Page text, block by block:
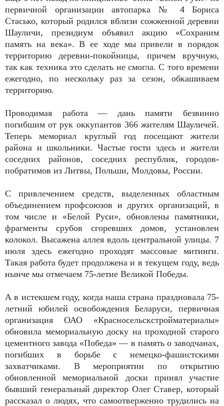
первичной организации автопарка № 4 Бориса
Стасько, который родился вблизи сожженной деревни
Шауличи, президиум объявил акцию «Сохраним
память на века». В ее ходе мы привели в порядок
территорию деревни-покойницы, причем вручную,
так как техника это сделать не смогла. С того времени
ежегодно, по нескольку раз за сезон, обкашиваем
территорию.
Проводимая работа — дань памяти безвинно
погибшим от рук оккупантов 366 жителям Шауличей.
Теперь мемориал круглый год посещают жители
района и школьники. Частые гости здесь и жители
соседних районов, соседних республик, городов-
побратимов из Литвы, Польши, Молдовы, России.
С привлечением средств, выделенных областным
объединением профсоюзов и других организаций, в
том числе и «Белой Руси», обновлены памятники,
фрагменты срубов сгоревших домов, установлен
колокол. Высажена аллея вдоль центральной улицы. 7
июля здесь ежегодно проходят массовые митинги.
Такая работа будет продолжена и в текущем году, ведь
нынче мы отмечаем 75-летие Великой Победы.
А в истекшем году, когда наша страна праздновала 75-
летний юбилей освобождения Беларуси, первичная
организация ОАО «Красносельскстройматериалы»
обновила мемориальную доску на проходной старого
цементного завода «Победа» — в память о заводчанах,
погибших в борьбе с немецко-фашистскими
захватчиками. В мероприятии по открытию
обновленной мемориальной доски принял участие
бывший генеральный директор Олег Ставер, который
рассказал о людях, что самоотверженно трудились на